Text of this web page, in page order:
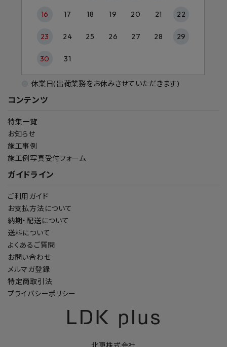
コンテンツ
特集一覧
お知らせ
施工事例
施工例写真受付フォーム
ガイドライン
ご利用ガイド
お支払方法について
納期・配送について
送料について
よくあるご質問
お問い合わせ
メルマガ登録
特定商取引法
プライバシーポリシー
16 17 18 19 20 21 22
23 24 25 26 27 28 29
30 31
休業日(出荷業務をお休みさせていただきます)